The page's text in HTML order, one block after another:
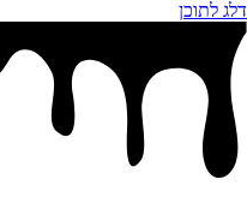
דלג לתוכן